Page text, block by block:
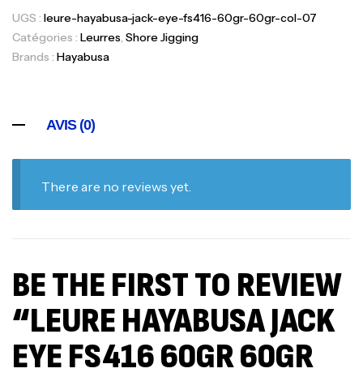
UGS : leure-hayabusa-jack-eye-fs416-60gr-60gr-col-07
Catégories : Leurres, Shore Jigging
Brands : Hayabusa
AVIS (0)
There are no reviews yet.
BE THE FIRST TO REVIEW
“LEURE HAYABUSA JACK
EYE FS416 60GR 60GR